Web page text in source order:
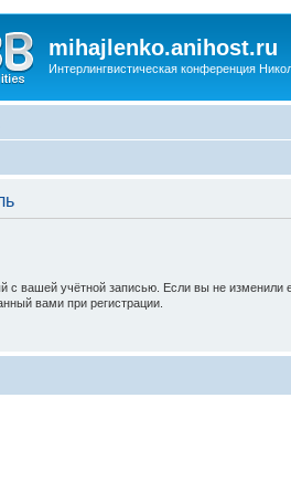
mihajlenko.anihost.ru
Интерлингвистическая конференция
с вашей учётной записью. Если вы не изменили
вами при регистрации.